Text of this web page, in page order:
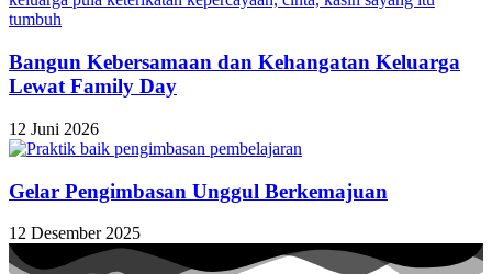
Bangun Kebersamaan dan Kehangatan Keluarga
Lewat Family Day
12 Juni 2026
Gelar Pengimbasan Unggul Berkemajuan
12 Desember 2025